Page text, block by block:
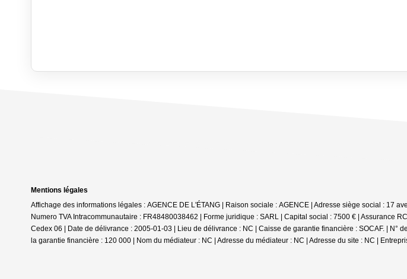
Mentions légales
Affichage des informations légales : AGENCE DE L'ÉTANG | Raison sociale : AGENCE | Adresse siège social : 17
Numero TVA Intracommunautaire : FR48480038462 | Forme juridique : SARL | Capital social : 7500 € | Assurance
Cedex 06 | Date de délivrance : 2005-01-03 | Lieu de délivrance : NC | Caisse de garantie financière : SOCAF. | N°
la garantie financière : 120 000 | Nom du médiateur : NC | Adresse du médiateur : NC | Adresse du site : NC |